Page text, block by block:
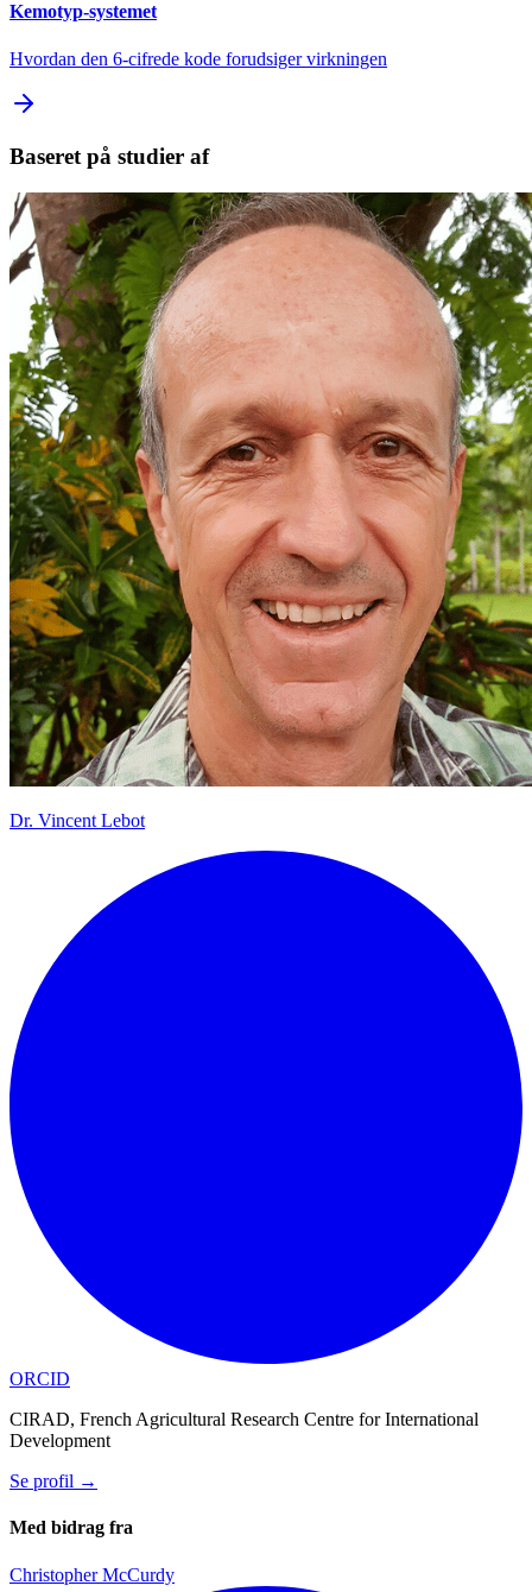
Kemotyp-systemet
Hvordan den 6-cifrede kode forudsiger virkningen
Baseret på studier af
Dr. Vincent Lebot
ORCID
CIRAD, French Agricultural Research Centre for International
Development
Se profil →
Med bidrag fra
Christopher McCurdy